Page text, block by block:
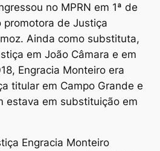
no MPRN em 1ª de
promotora de Justiça
Ainda como substituta,
em João Câmara e em
Engracia Monteiro era
titular em Campo Grande e
estava em substituição em
Engracia Monteiro